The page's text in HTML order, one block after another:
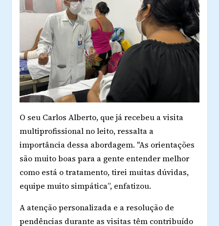
O seu Carlos Alberto, que já recebeu a visita
multiprofissional no leito, ressalta a
importância dessa abordagem. "As orientações
são muito boas para a gente entender melhor
como está o tratamento, tirei muitas dúvidas,
equipe muito simpática”, enfatizou.
A atenção personalizada e a resolução de
pendências durante as visitas têm contribuído